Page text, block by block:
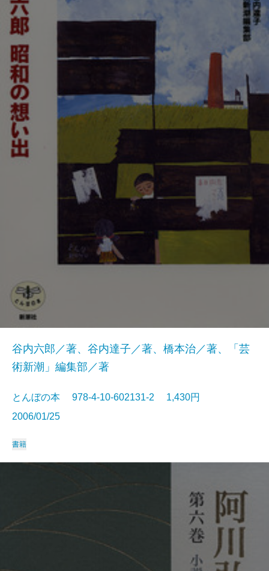
谷内六郎／著、谷内達子／著、橋本治／著、「芸
術新潮」編集部／著
とんぼの本 978-4-10-602131-2 1,430円
2006/01/25
書籍